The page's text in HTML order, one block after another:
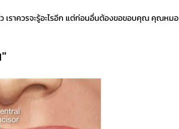
เราควรจะรู้อะไรอีก แต่ก่อนอื่นต้องขอขอบคุณ คุณหมอ